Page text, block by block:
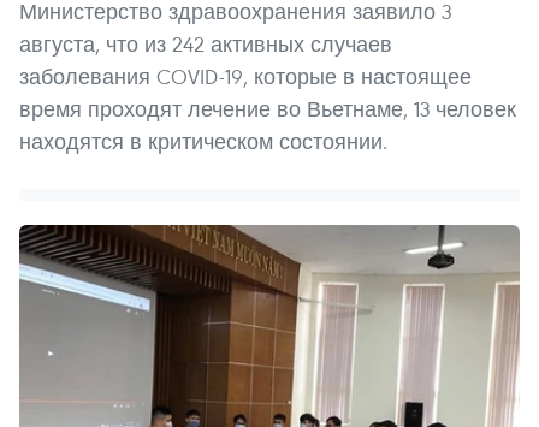
Министерство здравоохранения заявило 3
августа, что из 242 активных случаев
заболевания COVID-19, которые в настоящее
время проходят лечение во Вьетнаме, 13 человек
находятся в критическом состоянии.